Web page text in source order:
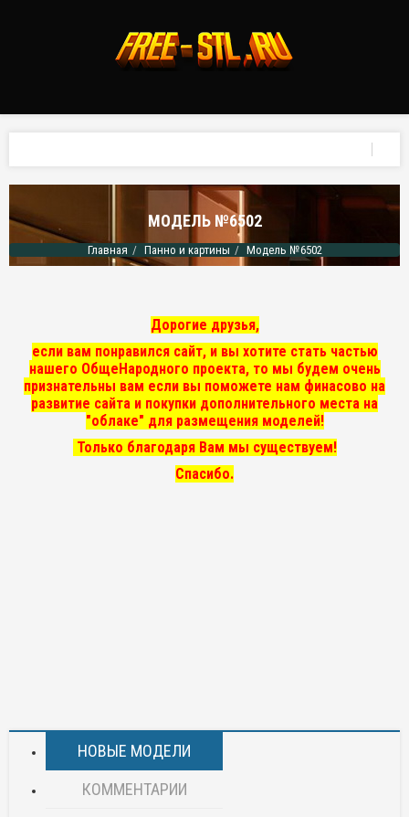
МОДЕЛЬ №6502
Главная Панно и картины Модель №6502
Дорогие друзья,
если вам понравился сайт, и вы хотите стать частью
нашего ОбщеНародного проекта, то мы будем очень
признательны вам если вы поможете нам финасово на
развитие сайта и покупки дополнительного места на
"облаке" для размещения моделей!
Только благодаря Вам мы существуем!
Спасибо.
НОВЫЕ МОДЕЛИ
КОММЕНТАРИИ